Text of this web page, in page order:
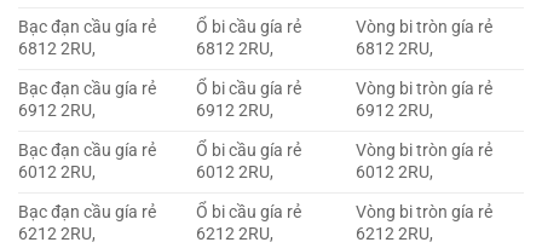
Bạc đạn cầu gía rẻ
6812 2RU,
Ổ bi cầu gía rẻ
6812 2RU,
Vòng bi tròn gía rẻ
6812 2RU,
Bạc đạn cầu gía rẻ
6912 2RU,
Ổ bi cầu gía rẻ
6912 2RU,
Vòng bi tròn gía rẻ
6912 2RU,
Bạc đạn cầu gía rẻ
6012 2RU,
Ổ bi cầu gía rẻ
6012 2RU,
Vòng bi tròn gía rẻ
6012 2RU,
Bạc đạn cầu gía rẻ
6212 2RU,
Ổ bi cầu gía rẻ
6212 2RU,
Vòng bi tròn gía rẻ
6212 2RU,